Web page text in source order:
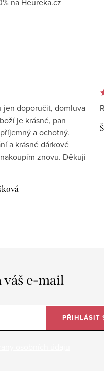
jen doporučit, domluva
je krásné, pan
a ochotný.
a krásné dárkové
znovu. Děkuji
e-mail
PŘIHLÁSIT